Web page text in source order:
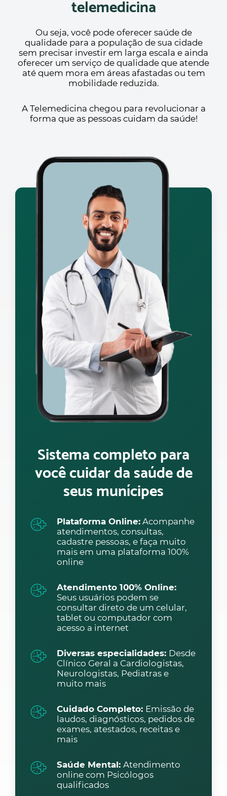
telemedicina
Ou seja, você pode oferecer saúde de
qualidade para a população de sua cidade
sem precisar investir em larga escala e ainda
oferecer um serviço de qualidade que atende
até quem mora em áreas afastadas ou tem
mobilidade reduzida.
A Telemedicina chegou para revolucionar a
forma que as pessoas cuidam da saúde!
Sistema completo para
você cuidar da saúde de
seus munícipes
Plataforma Online: Acompanhe
atendimentos, consultas,
cadastre pessoas, e faça muito
mais em uma plataforma 100%
online
Atendimento 100% Online:
Seus usuários podem se
consultar direto de um celular,
tablet ou computador com
acesso a internet
Diversas especialidades: Desde
Clínico Geral a Cardiologistas,
Neurologistas, Pediatras e
muito mais
Cuidado Completo: Emissão de
laudos, diagnósticos, pedidos de
exames, atestados, receitas e
mais
Saúde Mental: Atendimento
online com Psicólogos
qualificados